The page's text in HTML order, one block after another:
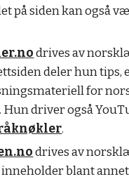
på siden kan også
drives av
deler hun
for
Hun driver også
.
drives av
blant annet